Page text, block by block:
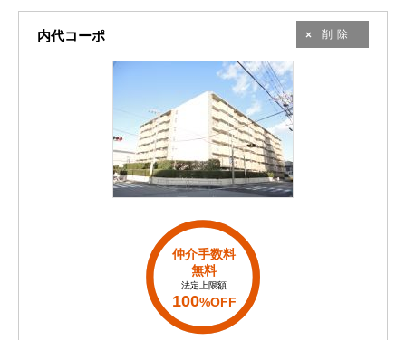
内代コーポ 削除
仲介手数料
無料
法定上限額
100%OFF